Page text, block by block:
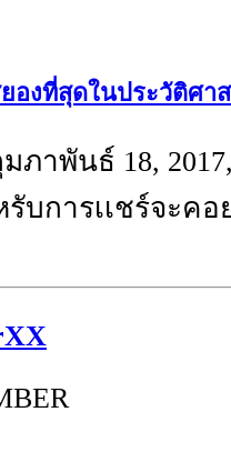
องที่สุดในประวัติศา
ภาพันธ์ 18,
บการเเชร์จะค